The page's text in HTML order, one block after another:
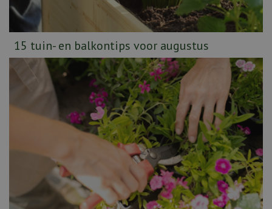
15 tuin- en balkontips voor augustus